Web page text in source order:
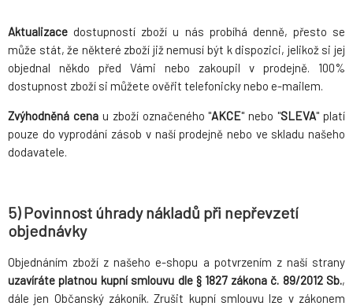
Aktualizace dostupností zboží u nás probíhá denně, přesto se
může stát, že některé zboží již nemusí být k dispozici, jelikož si jej
objednal někdo před Vámi nebo zakoupil v prodejně. 100%
dostupnost zboží si můžete ověřit telefonicky nebo e-mailem.
Zvýhodněná cenau zboží označeného "AKCE" nebo "SLEVA" platí
pouze do vyprodání zásob v naší prodejně nebo ve skladu našeho
dodavatele.
5) Povinnost úhrady nákladů při nepřevzetí
objednávky
Objednáním zboží z našeho e-shopu a potvrzením z naší strany
uzavíráte platnou kupní smlouvu dle § 1827 zákona č. 89/2012 Sb.,
dále jen Občanský zákoník. Zrušit kupní smlouvu lze v zákonem